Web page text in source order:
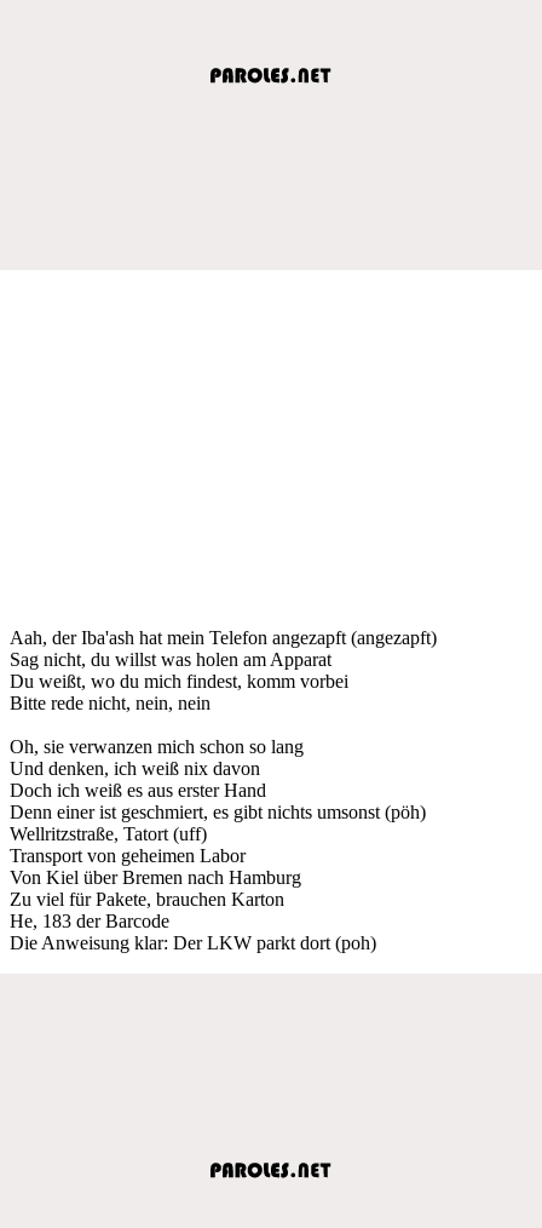
Aah, der Iba'ash hat mein Telefon angezapft (angezapft)
Sag nicht, du willst was holen am Apparat
Du weißt, wo du mich findest, komm vorbei
Bitte rede nicht, nein, nein
Oh, sie verwanzen mich schon so lang
Und denken, ich weiß nix davon
Doch ich weiß es aus erster Hand
Denn einer ist geschmiert, es gibt nichts umsonst (pöh)
Wellritzstraße, Tatort (uff)
Transport von geheimen Labor
Von Kiel über Bremen nach Hamburg
Zu viel für Pakete, brauchen Karton
He, 183 der Barcode
Die Anweisung klar: Der LKW parkt dort (poh)